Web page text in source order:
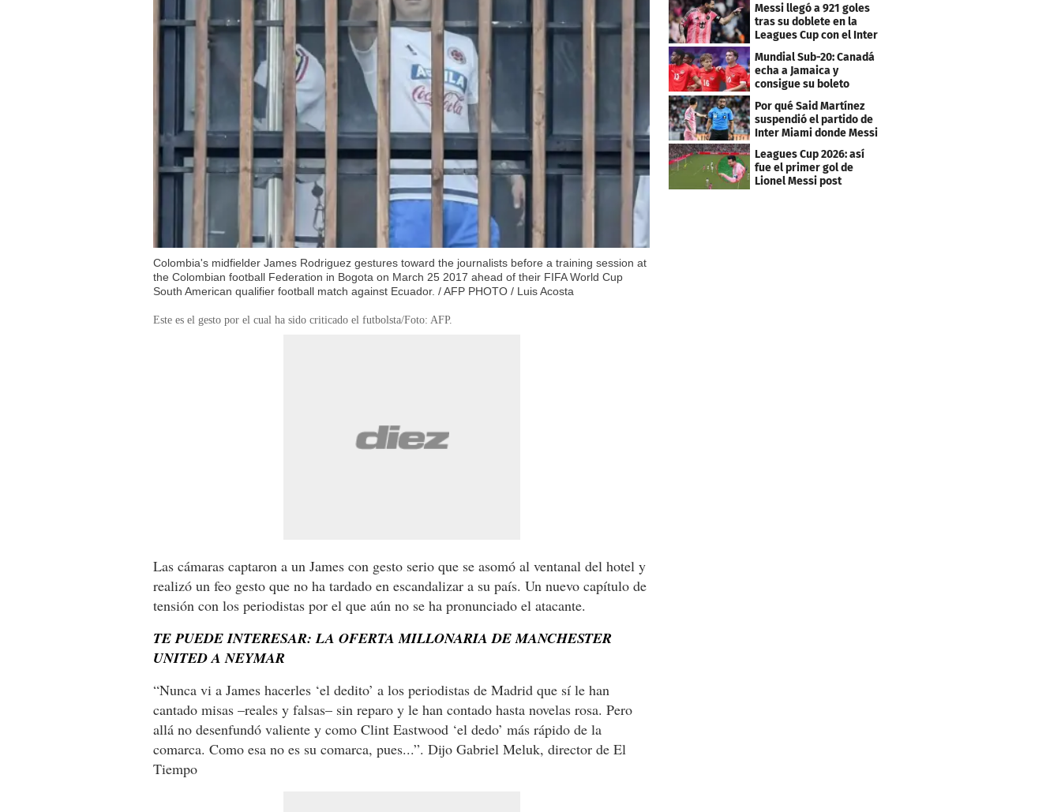
Colombia's midfielder James Rodriguez gestures toward the journalists before a training session at
the Colombian football Federation in Bogota on March 25 2017 ahead of their FIFA World Cup
South American qualifier football match against Ecuador. / AFP PHOTO / Luis Acosta
Este es el gesto por el cual ha sido criticado el futbolsta/Foto: AFP.
Las cámaras captaron a un James con gesto serio que se asomó al ventanal del hotel y
realizó un feo gesto que no ha tardado en escandalizar a su país. Un nuevo capítulo de
tensión con los periodistas por el que aún no se ha pronunciado el atacante.
TE PUEDE INTERESAR: LA OFERTA MILLONARIA DE MANCHESTER
UNITED A NEYMAR
“Nunca vi a James hacerles ‘el dedito’ a los periodistas de Madrid que sí le han
cantado misas –reales y falsas– sin reparo y le han contado hasta novelas rosa. Pero
allá no desenfundó valiente y como Clint Eastwood ‘el dedo’ más rápido de la
comarca. Como esa no es su comarca, pues...”. Dijo Gabriel Meluk, director de El
Tiempo
Messi llegó a 921 goles
tras su doblete en la
Leagues Cup con el Inter
Miami
Mundial Sub-20: Canadá
echa a Jamaica y
consigue su boleto
Por qué Said Martínez
suspendió el partido de
Inter Miami donde Messi
Leagues Cup 2026: así
fue el primer gol de
Lionel Messi post